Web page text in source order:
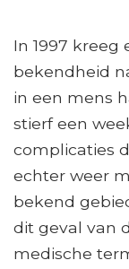
In 1997 kreeg
bekendheid
in een mens
stierf een
complicaties
echter weer
bekend
dit geval van
medische